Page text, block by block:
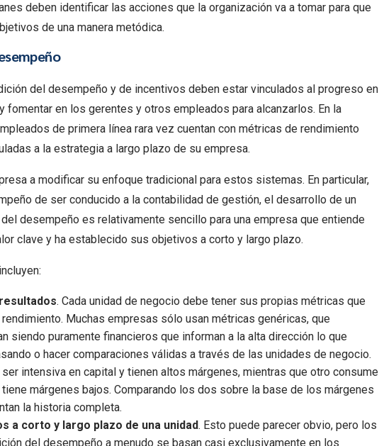
deben identificar las acciones que la organización va a tomar para que
de una manera metódica.
del desempeño y de incentivos deben estar vinculados al progreso en
fomentar en los gerentes y otros empleados para alcanzarlos. En la
de primera línea rara vez cuentan con métricas de rendimiento
a la estrategia a largo plazo de su empresa.
a modificar su enfoque tradicional para estos sistemas. En particular,
de ser conducido a la contabilidad de gestión, el desarrollo de un
desempeño es relativamente sencillo para una empresa que entiende
clave y ha establecido sus objetivos a corto y largo plazo.
. Cada unidad de negocio debe tener sus propias métricas que
Muchas empresas sólo usan métricas genéricas, que
siendo puramente financieros que informan a la alta dirección lo que
o hacer comparaciones válidas a través de las unidades de negocio.
ser intensiva en capital y tienen altos márgenes, mientras que otro consume
márgenes bajos. Comparando los dos sobre la base de los márgenes
la historia completa.
a corto y largo plazo de una unidad. Esto puede parecer obvio, pero los
del desempeño a menudo se basan casi exclusivamente en los